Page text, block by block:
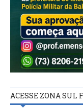
ACESSE ZONA SUL